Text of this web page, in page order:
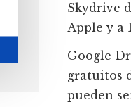
Skydrive
Apple y a
Google
gratuitos
pueden